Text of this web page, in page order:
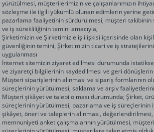
yürütülmesi, müşterilerimizin ve çalışanlarımızın
sözleşme ile ilgili yükümlü olunan edimlerin yerine
pazarlama faaliyetinin sürdürülmesi, müşteri takibinin
ve iş sürekliliğinin temini amacıyla,
Şirketimizin ve Şirketimizle iş ilişkisi içerisinde olan
güvenliğinin temini, Şirketimizin ticari ve iş
uygulanması
İnternet sitemizin ziyaret edilmesi durumunda
ve ziyaretçi bilgilerinin kaydedilmesi ve geri dönüşlerin
Müşteri siparişlerinin alınması ve sipariş formlarının
süreçlerinin yürütülmesi, saklama ve arşiv
Müşteri şikâyet ve talebi olması durumunda; Şirket,
süreçlerinin yürütülmesi, pazarlama ve iş süreçlerinin
şikâyet, öneri ve taleplerin alınması,
memnuniyeti anket çalışmalarının yürütülmesi,